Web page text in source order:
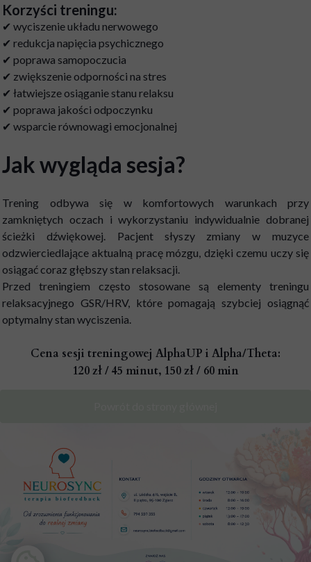
Korzyści treningu:
✔ wyciszenie układu nerwowego
✔ redukcja napięcia psychicznego
✔ poprawa samopoczucia
✔ zwiększenie odporności na stres
✔ łatwiejsze osiąganie stanu relaksu
✔ poprawa jakości odpoczynku
✔ wsparcie równowagi emocjonalnej
Jak wygląda sesja?
Trening odbywa się w komfortowych warunkach przy
zamkniętych oczach i wykorzystaniu indywidualnie dobranej
ścieżki dźwiękowej. Pacjent słyszy zmiany w muzyce
odzwierciedlające aktualną pracę mózgu, dzięki czemu uczy się
osiągać coraz głębszy stan relaksacji.
Przed treningiem często stosowane są elementy treningu
relaksacyjnego GSR/HRV, które pomagają szybciej osiągnąć
optymalny stan wyciszenia.
Cena sesji treningowej AlphaUP i Alpha/Theta:
120 zł / 45 minut, 150 zł / 60 min